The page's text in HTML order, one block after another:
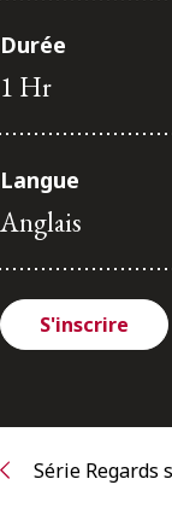
Durée
1 Hr
Langue
Anglais
S'inscrire
Série Regards